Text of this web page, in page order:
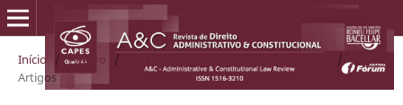
Início / Acervo /
/
Artigos